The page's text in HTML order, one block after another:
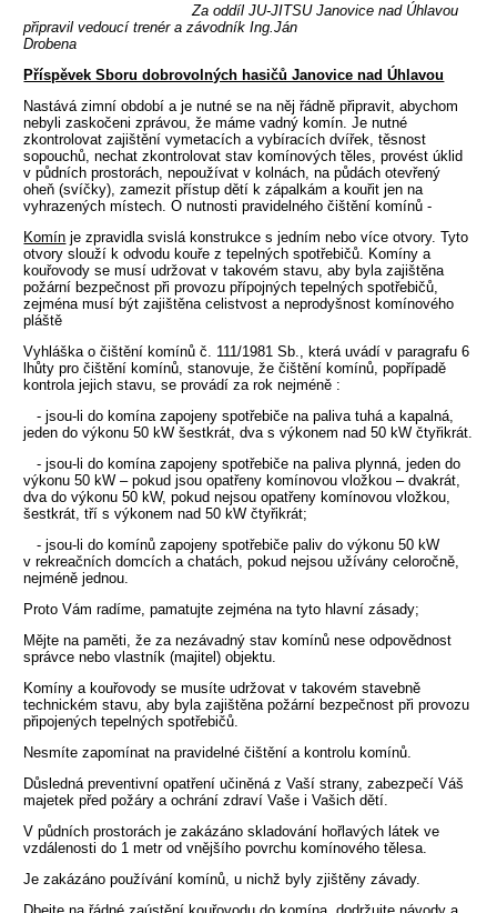
Za oddíl JU-JITSU Janovice nad Úhlavou
připravil vedoucí trenér a závodník Ing.Ján
Drobena
Příspěvek Sboru dobrovolných hasičů Janovice nad Úhlavou
Nastává zimní období a je nutné se na něj řádně připravit, abychom
nebyli zaskočeni zprávou, že máme vadný komín. Je nutné
zkontrolovat zajištění vymetacích a vybíracích dvířek, těsnost
sopouchů, nechat zkontrolovat stav komínových těles, provést úklid
v půdních prostorách, nepoužívat v kolnách, na půdách otevřený
oheň (svíčky), zamezit přístup dětí k zápalkám a kouřit jen na
vyhrazených místech. O nutnosti pravidelného čištění komínů -
Komín je zpravidla svislá konstrukce s jedním nebo více otvory. Tyto
otvory slouží k odvodu kouře z tepelných spotřebičů. Komíny a
kouřovody se musí udržovat v takovém stavu, aby byla zajištěna
požární bezpečnost při provozu přípojných tepelných spotřebičů,
zejména musí být zajištěna celistvost a neprodyšnost komínového
pláště
Vyhláška o čištění komínů č. 111/1981 Sb., která uvádí v paragrafu 6
lhůty pro čištění komínů, stanovuje, že čištění komínů, popřípadě
kontrola jejich stavu, se provádí za rok nejméně :
- jsou-li do komína zapojeny spotřebiče na paliva tuhá a kapalná,
jeden do výkonu 50 kW šestkrát, dva s výkonem nad 50 kW čtyřikrát.
- jsou-li do komína zapojeny spotřebiče na paliva plynná, jeden do
výkonu 50 kW – pokud jsou opatřeny komínovou vložkou – dvakrát,
dva do výkonu 50 kW, pokud nejsou opatřeny komínovou vložkou,
šestkrát, tří s výkonem nad 50 kW čtyřikrát;
- jsou-li do komínů zapojeny spotřebiče paliv do výkonu 50 kW
v rekreačních domcích a chatách, pokud nejsou užívány celoročně,
nejméně jednou.
Proto Vám radíme, pamatujte zejména na tyto hlavní zásady;
Mějte na paměti, že za nezávadný stav komínů nese odpovědnost
správce nebo vlastník (majitel) objektu.
Komíny a kouřovody se musíte udržovat v takovém stavebně
technickém stavu, aby byla zajištěna požární bezpečnost při provozu
připojených tepelných spotřebičů.
Nesmíte zapomínat na pravidelné čištění a kontrolu komínů.
Důsledná preventivní opatření učiněná z Vaší strany, zabezpečí Váš
majetek před požáry a ochrání zdraví Vaše i Vašich dětí.
V půdních prostorách je zakázáno skladování hořlavých látek ve
vzdálenosti do 1 metr od vnějšího povrchu komínového tělesa.
Je zakázáno používání komínů, u nichž byly zjištěny závady.